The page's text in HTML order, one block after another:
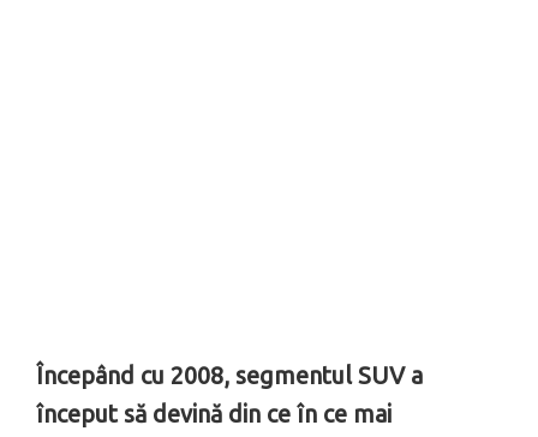
Începând cu 2008, segmentul SUV a
început să devină din ce în ce mai